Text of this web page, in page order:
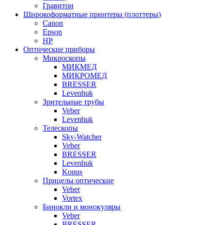
Гравитон
Широкоформатные принтеры (плоттеры)
Canon
Epson
HP
Оптические приборы
Микроскопы
МИКМЕД
МИКРОМЕД
BRESSER
Levenhuk
Зрительные трубы
Veber
Levenhuk
Телескопы
Sky-Watcher
Veber
BRESSER
Levenhuk
Konus
Прицелы оптические
Veber
Vortex
Бинокли и монокуляры
Veber